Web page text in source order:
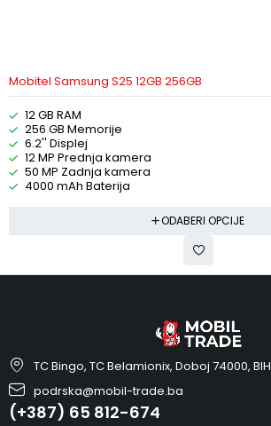
Mobitel Samsung S25 12GB 256GB
12 GB RAM
256 GB Memorije
6.2'' Displej
12 MP Prednja kamera
50 MP Zadnja kamera
4000 mAh Baterija
ODABERI OPCIJE
TC Bingo, TC Belamionix, Doboj 74000, BIH
podrska@mobil-trade.ba
(+387) 65 812-674